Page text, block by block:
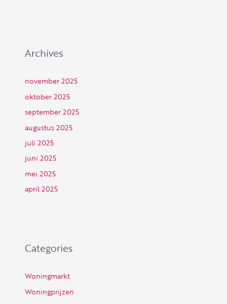
Archives
november 2025
oktober 2025
september 2025
augustus 2025
juli 2025
juni 2025
mei 2025
april 2025
Categories
Woningmarkt
Woningprijzen